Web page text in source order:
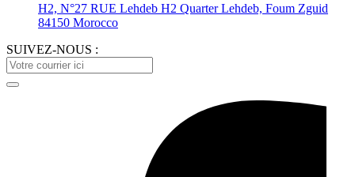
H2, N°27 RUE Lehdeb H2 Quarter Lehdeb, Foum Zguid
84150 Morocco
SUIVEZ-NOUS :